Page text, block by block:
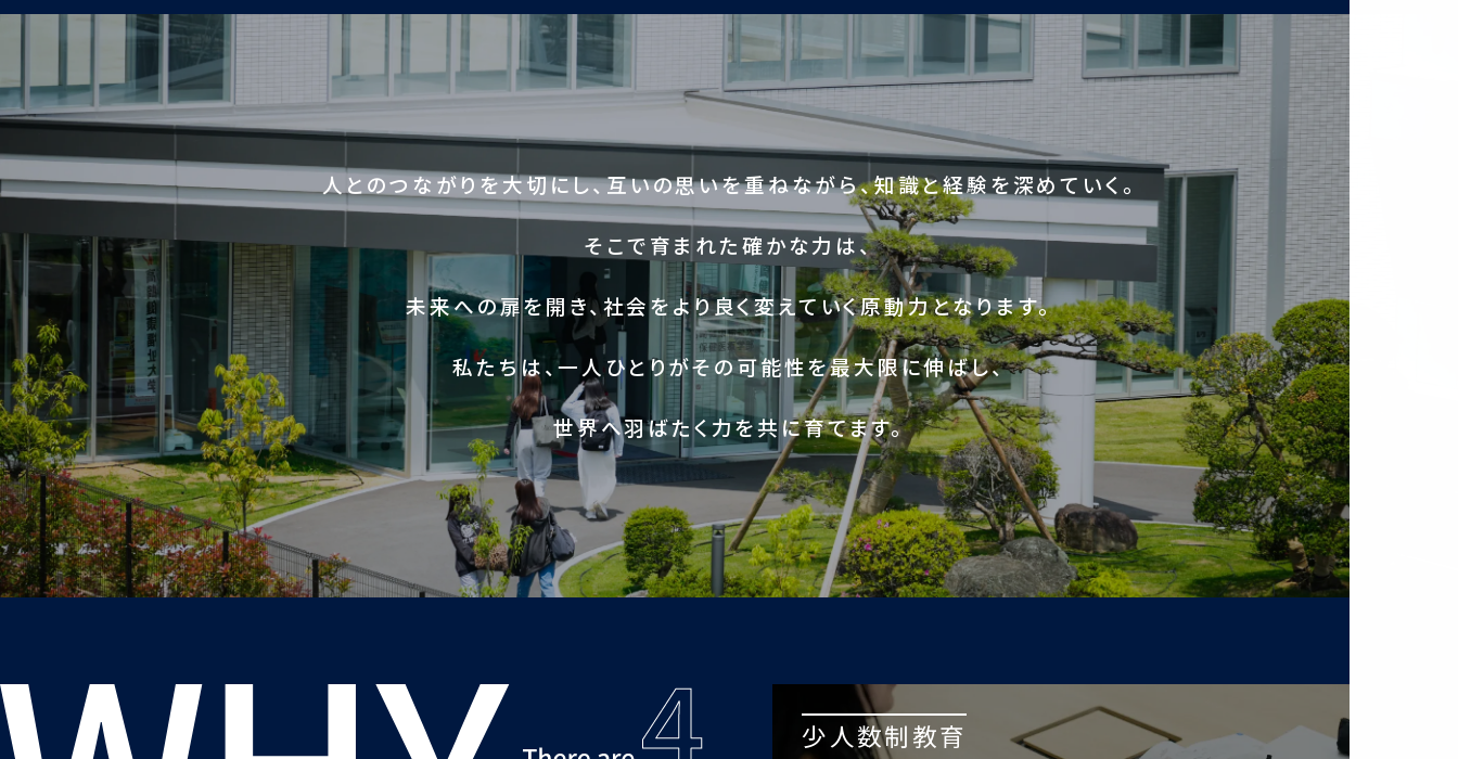
人とのつながりを大切にし、互いの思いを重ねながら、知識と経験を深めていく。
そこで育まれた確かな力は、
未来への扉を開き、社会をより良く変えていく原動力となります。
私たちは、一人ひとりがその可能性を最大限に伸ばし、
世界へ羽ばたく力を共に育てます。
少人数制教育